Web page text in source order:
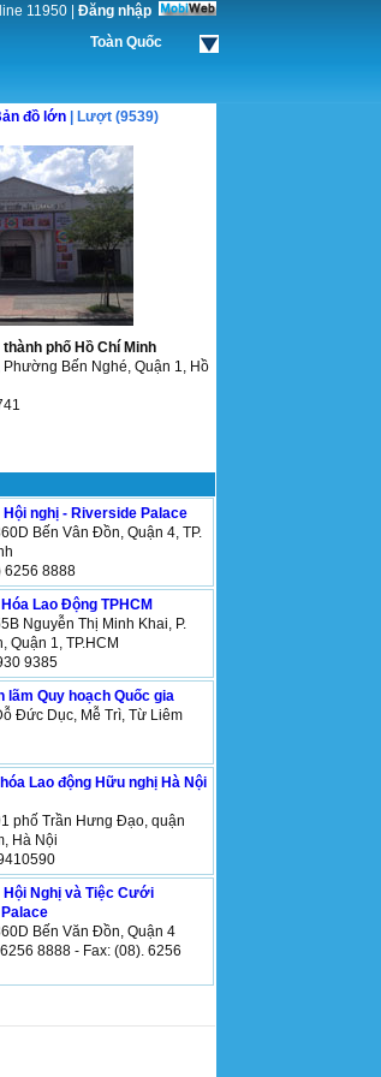
11950
Đăng nhập
Toàn Quốc
đồ lớn | Lượt (9539)
phố Hồ Chí Minh
Phường Bến Nghé, Quận 1, Hồ
Hội nghị - Riverside Palace
Bến Vân Đồn, Quận 4, TP.
6256 8888
Lao Động TPHCM
Nguyễn Thị Minh Khai, P.
Quận 1, TP.HCM
9385
lãm Quy hoạch Quốc gia
Đức Dục, Mễ Trì, Từ Liêm
Lao động Hữu nghị Hà Nội
phố Trần Hưng Đạo, quận
Hà Nội
Hội Nghị và Tiệc Cưới
Bến Văn Đồn, Quận 4
8888 - Fax: (08). 6256